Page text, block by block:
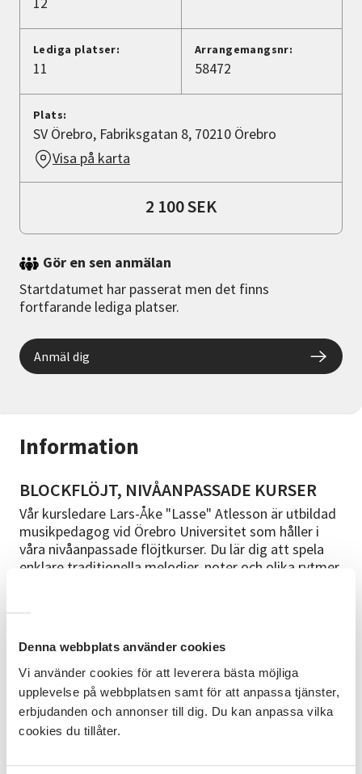
Denna webbplats använder cookies
Vi använder cookies för att leverera bästa möjliga
upplevelse på webbplatsen samt för att anpassa tjänster,
erbjudanden och annonser till dig. Du kan anpassa vilka
cookies du tillåter.
Information
BLOCKFLÖJT, NIVÅANPASSADE KURSER
Vår kursledare Lars-Åke "Lasse" Atlesson är utbildad
musikpedagog vid Örebro Universitet som håller i
våra nivåanpassade flöjtkurser. Du lär dig att spela
enklare traditionella melodier, noter och olika rytmer.
det är lättare att få ljud redan från början. Vi spelar
soprano.
GRUPPUNDERVISNING
- Ungdomar årskurs 4-6 - Ungdomar årskurs 7-9 -
Gymnasieungdom - Vuxna - Seniorer Max 4 personer /
Lediga platser:
11
Arrangemangsnr:
58472
Plats:
SV Örebro, Fabriksgatan 8, 70210 Örebro
Visa på karta
2 100 SEK
Gör en sen anmälan
Startdatumet har passerat men det finns
fortfarande lediga platser.
Anmäl dig